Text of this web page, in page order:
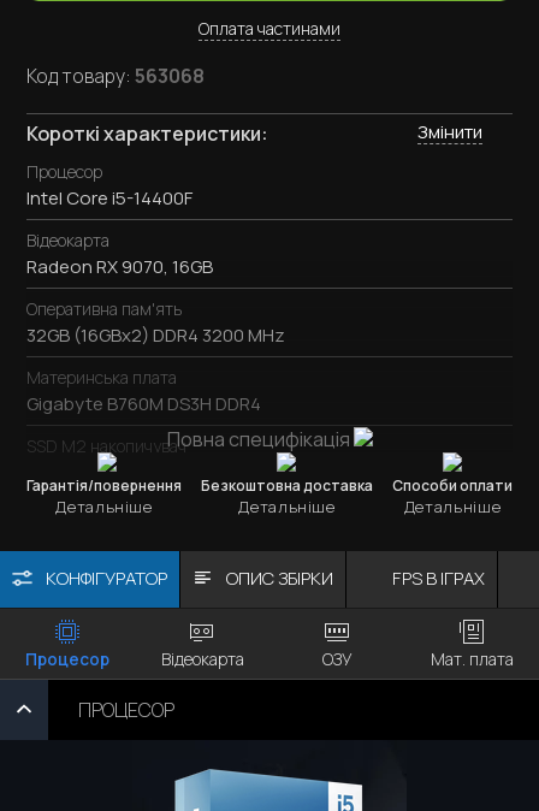
Оплата частинами
Код товару: 563068
Короткі характеристики: Змінити
Процесор
Intel Core i5-14400F
Відеокарта
Radeon RX 9070, 16GB
Оперативна пам'ять
32GB (16GBx2) DDR4 3200 MHz
Материнська плата
Gigabyte B760M DS3H DDR4
SSD M2 накопичувач
SSD M.2 1TB / Kingston NV3
Охолодження процесора
Блок живлення
750W / DeepCool PN750M
Корпус
AeroCool P500C
Повна специфікація
Гарантія/повернення
Детальніше
Безкоштовна доставка
Детальніше
Способи оплати
Детальніше
КОНФІГУРАТОР ОПИС ЗБІРКИ FPS В ІГРАХ
Процесор Відеокарта ОЗУ Мат. плата
ПРОЦЕСОР